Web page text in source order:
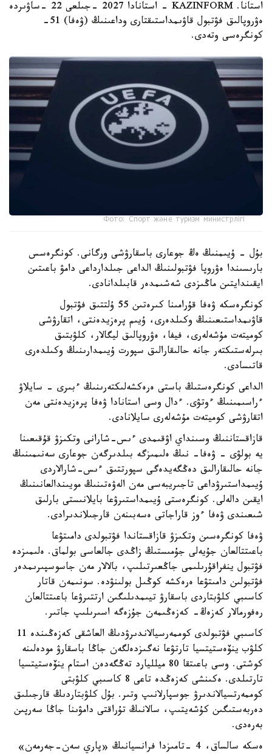
استانا. KAZINFORM - استانادا 2027 -جىلعى 22 -ساۋىردە
ەۋروپالىق فۋتبول قاۋىمداستىقتارى وداعىنىڭ (ۋەفا) 51-
كونگرەسى وتەدى.
Фото: Спорт және туризм министрлігі
بۇل - ۇيىمنىڭ ەڭ جوعارى باسقارۋشى ورگانى. كونگرەسس
بارىسىندا ەۋروپا فۋتبولىنىڭ الداعى جىلدارداعى دامۋ باعىتىن
ايقىندايتىن ماڭىزدى شەشىمدەر قابىلدانادى.
كونگرەسكە ۋەفا قۇرامىنا كىرەتىن 55 ۇلتتىق فۋتبول
قاۋىمداستىعىنىڭ وكىلدەرى، ۇيىم پرەزيدەنتى، اتقارۋشى
كوميتەت مۇشەلەرى، فيفا، ەۋروپالىق ليگالار، كلۋبتىق
بىرلەستىكتەر جانە حالىقارالىق سپورت ۇيىمدارىنىڭ وكىلدەرى
قاتىسادى.
الداعى كونگرەستىڭ باستى ەرەكشەلىكتەرىنىڭ ءبىرى - سايلاۋ
ءراسىمىنىڭ ءوتۋى. ءدال وسى استانادا ۋەفا پرەزيدەنتى مەن
اتقارۋشى كوميتەت مۇشەلەرى سايلانادى.
قازاقستاننىڭ وسىنداي اۋقىمدى ءىس-شارانى وتكىزۋ قۇقىعىنا
يە بولۋى - ۋەفا- نىڭ ەلىمىزگە بىلدىرگەن جوعارى سەنىمىنىڭ
جانە حالىقارالىق دەڭگەيدەگى سپورتتىق ءىس-شارالاردى
ۇيىمداستىرۋداعى تاجىريبەسى مەن الەۋەتىنىڭ مويىندالعانىنىڭ
ايقىن دالەلى. كونگرەستى ۇيىمداستىرۋعا بايلانىستى بارلىق
شىعىندى ۋەفا ءوز قاراجاتى ەسەبىنەن قارجىلاندىرادى.
ۋەفا كونگرەسىن وتكىزۋ قازاقستاندا فۋتبولدى دامىتۋعا
باعىتتالعان جۇيەلى جۇمىستىڭ زاڭدى جالعاسى بولماق. ەلىمىزدە
فۋتبول ينفراقۇرىلىمى جاڭعىرتىلىپ، بالالار مەن جاسوسپىرىمدەر
فۋتبولىن دامىتۋعا ەرەكشە كوڭىل بولىنۋدە. سونىمەن قاتار
كاسىبي كلۋبتاردى باسقارۋ تيىمدىلىگىن ارتتىرۋعا باعىتتالعان
رەفورمالار كەزەڭ- كەزەڭىمەن جۇزەگە اسىرىلىپ جاتىر.
كاسىبي فۋتبولدى كوممەرسيالاندىرۋدىڭ العاشقى كەزەڭىندە 11
كلۋب ينۆەستيتسيا تارتۋعا نەگىزدەلگەن جاڭا باسقارۋ مودەلىنە
كوشتى. وسى باعىتقا 80 ميلليارد تەڭگەدەن استام ينۆەستيتسيا
تارتىلدى. ەكىنشى كەزەڭدە تاعى 8 كاسىبي كلۋبتى
كوممەرتسيالاندىرۋ جوسپارلانىپ وتىر. بۇل كلۋبتاردىڭ قارجىلىق
دەربەستىگىن كۇشەيتىپ، سالانىڭ تۇراقتى دامۋىنا جاڭا سەرپىن
بەرەدى.
ەسكە سالساق، 4 -تامىزدا فرانسيانىڭ «پاري سەن-جەرمەن»